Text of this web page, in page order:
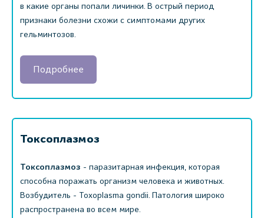
в какие органы попали личинки. В острый период
признаки болезни схожи с симптомами других
гельминтозов.
Подробнее
Токсоплазмоз
Токсоплазмоз - паразитарная инфекция, которая
способна поражать организм человека и животных.
Возбудитель - Toxoplasma gondii. Патология широко
распространена во всем мире.